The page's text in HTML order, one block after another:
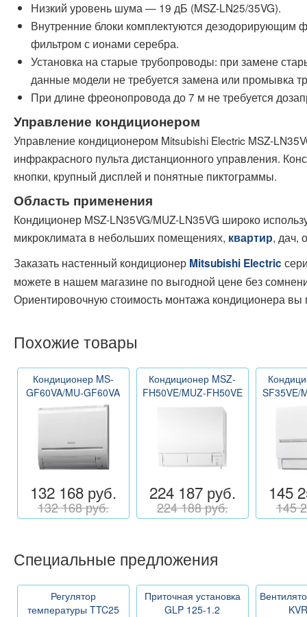
Низкий уровень шума — 19 дБ (MSZ-LN25/35VG).
Внутренние блоки комплектуются дезодорирующим
фильтром с ионами серебра.
Установка на старые трубопроводы: при замене
данные модели не требуется замена или промывка
При длине фреонопровода до 7 м не требуется
Управление кондиционером
Управление кондиционером Mitsubishi Electric MSZ-
инфракрасного пульта дистанционного управления.
кнопки, крупный дисплей и понятные пиктограммы.
Область применения
Кондиционер MSZ-LN35VG/MUZ-LN35VG широко
микроклимата в небольших помещениях, квартир, дач,
Заказать настенный кондиционер Mitsubishi Electric
можете в нашем магазине по выгодной цене без
Ориентировочную стоимость монтажа кондиционера вы
Похожие товары
Кондиционер MS-
GF60VA/MU-GF60VA
132 168 руб.
132 168 руб.
Кондиционер MSZ-
FH50VE/MUZ-FH50VE
224 187 руб.
224 188 руб.
SF35VE/
145
145
Специальные предложения
Регулятор
температуры TTC25
Приточная установка
GLP 125-1.2